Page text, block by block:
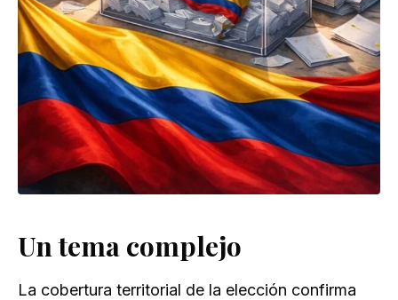
Un tema complejo
La cobertura territorial de la elección confirma